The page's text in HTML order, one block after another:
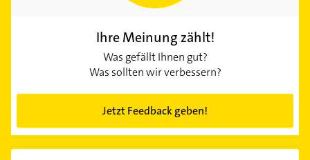
Ihre Meinung zählt!
Was gefällt Ihnen gut?
Was sollten wir verbessern?
Jetzt Feedback geben!